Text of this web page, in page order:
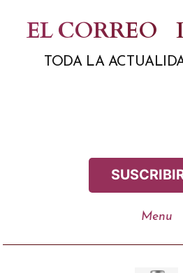
contenido
EL CORREO
TODA LA